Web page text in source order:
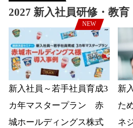
2027 新入社員研修・教育
NEW
新入社員～若手社員育成3
カ年マスタープラン 赤
城ホールディングス株式
新
た
ネ